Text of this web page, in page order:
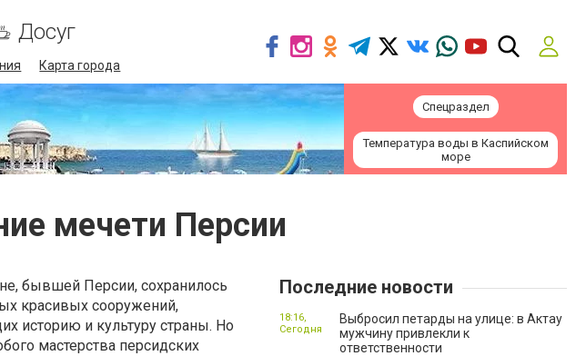
Досуг
Карта города
Спецраздел
Температура воды в Каспийском
море
мечети Персии
бывшей Персии, сохранилось
красивых сооружений,
историю и культуру страны. Но
мастерства персидских
Последние новости
Выбросил петарды на улице: в Актау
мужчину привлекли к
ответственности
18:16,
Сегодня